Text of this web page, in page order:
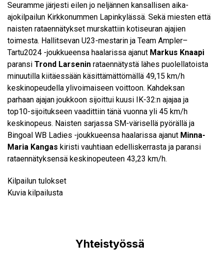
Seuramme järjesti eilen jo neljännen kansallisen aika-
ajokilpailun Kirkkonummen Lapinkylässä. Sekä miesten että
naisten rataennätykset murskattiin kotiseuran ajajien
toimesta. Hallitsevan U23-mestarin ja Team Ampler–
Tartu2024 -joukkueensa haalarissa ajanut Markus Knaapi
paransi Trond Larsenin rataennätystä lähes puolellatoista
minuutilla kiitäessään käsittämättömällä 49,15 km/h
keskinopeudella ylivoimaiseen voittoon. Kahdeksan
parhaan ajajan joukkoon sijoittui kuusi IK-32:n ajajaa ja
top10-sijoitukseen vaadittiin tänä vuonna yli 45 km/h
keskinopeus. Naisten sarjassa SM-värisellä pyörällä ja
Bingoal WB Ladies -joukkueensa haalarissa ajanut Minna-
Maria Kangas kiristi vauhtiaan edelliskerrasta ja paransi
rataennätyksensä keskinopeuteen 43,23 km/h.
Kilpailun tulokset
Kuvia kilpailusta
Yhteistyössä